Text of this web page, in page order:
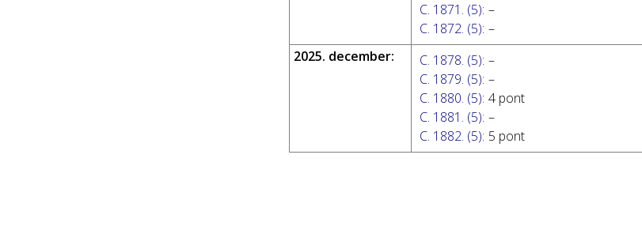
C. 1871. (5): –
C. 1872. (5): –
2025. december:
C. 1878. (5): –
C. 1879. (5): –
C. 1880. (5): 4 pont
C. 1881. (5): –
C. 1882. (5): 5 pont